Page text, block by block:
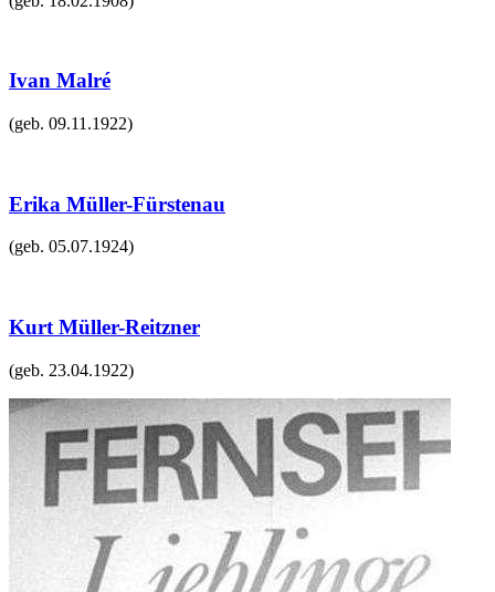
Ivan Malré
(geb. 09.11.1922)
Erika Müller-Fürstenau
(geb. 05.07.1924)
Kurt Müller-Reitzner
(geb. 23.04.1922)